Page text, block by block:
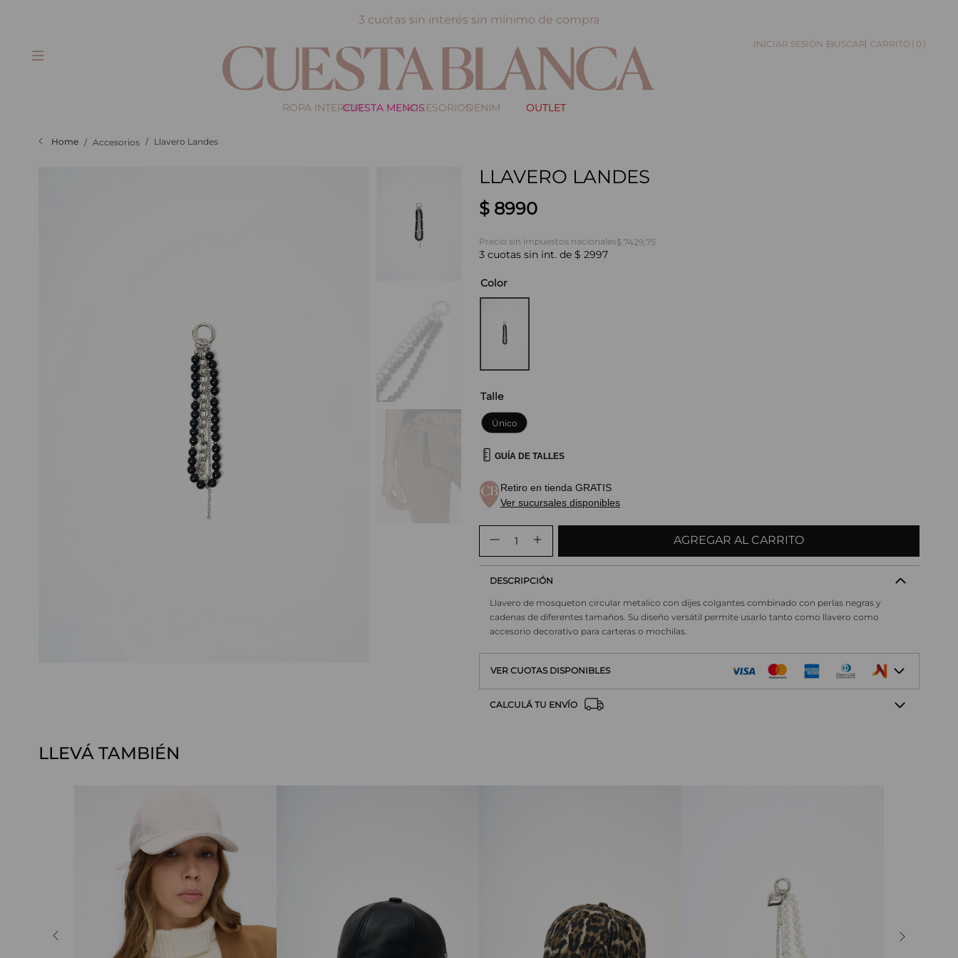
3 cuotas sin interés sin mínimo de compra
ROPA INTERIORCUESTA MENOSACCESORIOSDENIM OUTLET
BUSCAR 0
Accesorios Llavero Landes
LLAVERO LANDES
$ 8990
Precio sin impuestos nacionales$ 7429,75
3 cuotas sin int. de $ 2997
Color
Talle
Único
GUÍA DE TALLES
Retiro en tienda GRATIS
Ver sucursales disponibles
AGREGAR AL CARRITO
DESCRIPCIÓN
Llavero de mosqueton circular metalico con dijes colgantes combinado con perlas negras y
cadenas de diferentes tamaños. Su diseño versátil permite usarlo tanto como llavero como
accesorio decorativo para carteras o mochilas.
VER CUOTAS DISPONIBLES
CALCULÁ TU ENVÍO
LLEVÁ TAMBIÉN